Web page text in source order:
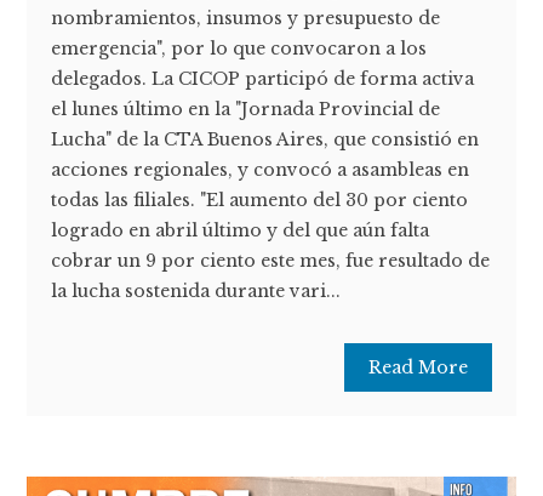
nombramientos, insumos y presupuesto de
emergencia", por lo que convocaron a los
delegados. La CICOP participó de forma activa
el lunes último en la "Jornada Provincial de
Lucha" de la CTA Buenos Aires, que consistió en
acciones regionales, y convocó a asambleas en
todas las filiales. "El aumento del 30 por ciento
logrado en abril último y del que aún falta
cobrar un 9 por ciento este mes, fue resultado de
la lucha sostenida durante vari...
Read More